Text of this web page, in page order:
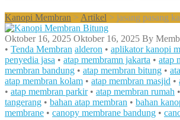
Kanopi Membran > Artikel > jasang pasang
Oktober 16, 2025 Oktober 16, 2025 By
• Tenda Membran alderon • aplikator kanopi
penyedia jasa • atap membramn jakarta • atap
membran bandung • atap membran bitung •
atap membran kolam • atap membran masjid •
• atap membran parkir• atap membran rumah •
tangerang • bahan atap membran • bahan
membrane • canopy membrane bandung •